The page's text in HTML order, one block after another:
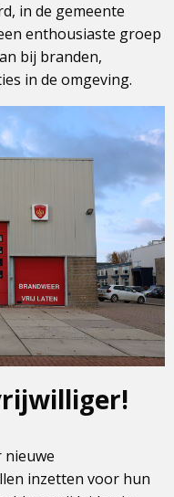
in de gemeente
enthousiaste groep
bij branden,
in de omgeving.
nieuwe
inzetten voor hun